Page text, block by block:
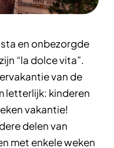
en onbezorgde
“la dolce vita”.
van de
letterlijk: kinderen
vakantie!
delen van
met enkele weken